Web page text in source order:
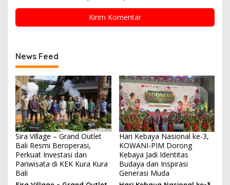
News Feed
Sira Village – Grand Outlet
Bali Resmi Beroperasi,
Perkuat Investasi dan
Pariwisata di KEK Kura Kura
Bali
Hari Kebaya Nasional ke-3,
KOWANI-PIM Dorong
Kebaya Jadi Identitas
Budaya dan Inspirasi
Generasi Muda